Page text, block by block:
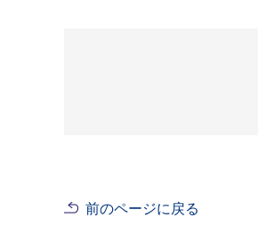
前のページに戻る